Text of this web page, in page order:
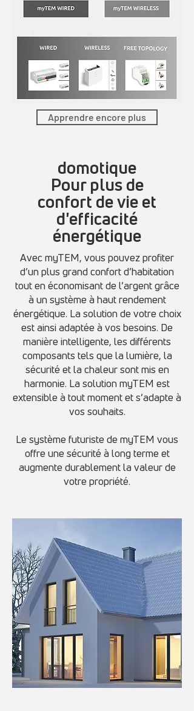
Apprendre encore plus
domotique
Pour plus de
confort de vie et
d'efficacité
énergétique
Avec myTEM, vous pouvez profiter
d’un plus grand confort d’habitation
tout en économisant de l’argent grâce
à un système à haut rendement
énergétique. La solution de votre choix
est ainsi adaptée à vos besoins. De
manière intelligente, les différents
composants tels que la lumière, la
sécurité et la chaleur sont mis en
harmonie. La solution myTEM est
extensible à tout moment et s’adapte à
vos souhaits.
Le système futuriste de myTEM vous
offre une sécurité à long terme et
augmente durablement la valeur de
votre propriété.